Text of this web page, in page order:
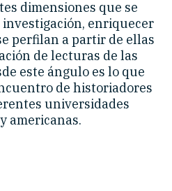
dimensiones que se
enriquecer
perfilan a partir de ellas
de lecturas de las
este ángulo es lo que
de historiadores
universidades
americanas.